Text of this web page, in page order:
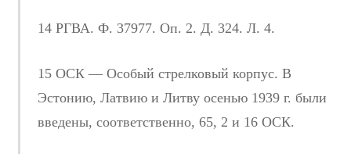
14 РГВА. Ф. 37977. Оп. 2. Д. 324. Л. 4.
15 ОСК — Особый стрелковый корпус. В
Эстонию, Латвию и Литву осенью 1939 г. были
введены, соответственно, 65, 2 и 16 ОСК.